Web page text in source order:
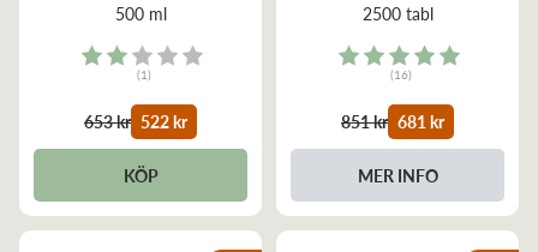
500 ml
Rating:
(1)
653 kr 522 kr
KÖP
2500 tabl
Rating:
(16)
851 kr 681 kr
MER INFO